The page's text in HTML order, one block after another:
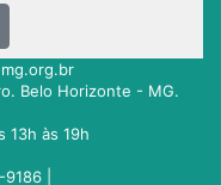
Belo Horizonte - MG.
13h às 19h
|